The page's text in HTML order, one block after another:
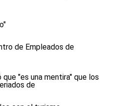
de Empleados de
"es una mentira" que los
de